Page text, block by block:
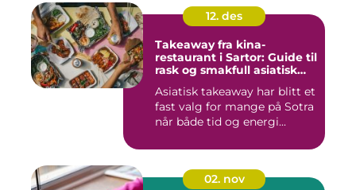
12. des
Takeaway fra kina-
restaurant i Sartor: Guide til
rask og smakfull asiatisk
Asiatisk takeaway har blitt et
fast valg for mange på Sotra
når både tid og energi...
02. nov